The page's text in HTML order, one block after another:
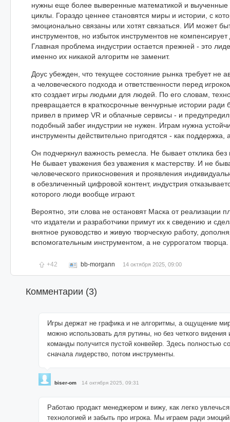
нужны еще более выверенные математикой и выученные
циклы. Гораздо ценнее становятся миры и истории, с
эмоционально связаны или хотят связаться. ИИ может
инструментов, но избыток инструментов не
Главная проблема индустрии остается прежней - это
именно их никакой алгоритм не заменит.
Доус убежден, что текущее состояние рынка требует не
а человеческого подхода и ответственности перед
кто создает игры людьми для людей. По его словам,
превращается в краткосрочные венчурные истории ради
привел в пример VR и облачные сервисы - и
подобный забег индустрии не нужен. Играм нужна
инструменты действительно пригодятся - как
Он подчеркнул важность ремесла. Не бывает отклика без
Не бывает уважения без уважения к мастерству. И не
человеческого прикосновения и проявления
в обезличенный цифровой контент, индустрия
которого люди вообще играют.
Вероятно, эти слова не остановят Маска от реализации
что издатели и разработчики примут их к сведению и
внятное руководство и живую творческую работу,
вспомогательным инструментом, а не суррогатом творца.
+42 bb-morgann 14 октября 2025, 09:00
Комментарии (3)
Игры держат не графика и не алгоритмы, а ощущение
можно использовать для рутины, но без четкого видения
команды получится пустой конвейер. Здесь полностью
сначала лидерство, потом инструменты.
biser-om 14 октября 2025, 09:31
Работаю продакт менеджером и вижу, как легко
технологией и забыть про игрока. Мы играем ради